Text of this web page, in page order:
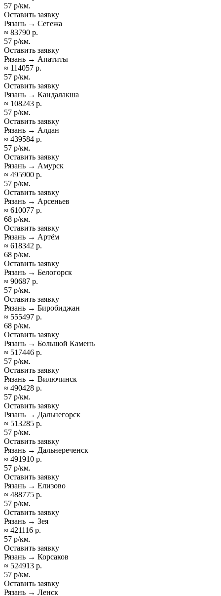
57 р/км.
Оставить заявку
Рязань → Сегежа
≈ 83790 р.
57 р/км.
Оставить заявку
Рязань → Апатиты
≈ 114057 р.
57 р/км.
Оставить заявку
Рязань → Кандалакша
≈ 108243 р.
57 р/км.
Оставить заявку
Рязань → Алдан
≈ 439584 р.
57 р/км.
Оставить заявку
Рязань → Амурск
≈ 495900 р.
57 р/км.
Оставить заявку
Рязань → Арсеньев
≈ 610077 р.
68 р/км.
Оставить заявку
Рязань → Артём
≈ 618342 р.
68 р/км.
Оставить заявку
Рязань → Белогорск
≈ 90687 р.
57 р/км.
Оставить заявку
Рязань → Биробиджан
≈ 555497 р.
68 р/км.
Оставить заявку
Рязань → Большой Камень
≈ 517446 р.
57 р/км.
Оставить заявку
Рязань → Вилючинск
≈ 490428 р.
57 р/км.
Оставить заявку
Рязань → Дальнегорск
≈ 513285 р.
57 р/км.
Оставить заявку
Рязань → Дальнереченск
≈ 491910 р.
57 р/км.
Оставить заявку
Рязань → Елизово
≈ 488775 р.
57 р/км.
Оставить заявку
Рязань → Зея
≈ 421116 р.
57 р/км.
Оставить заявку
Рязань → Корсаков
≈ 524913 р.
57 р/км.
Оставить заявку
Рязань → Ленск